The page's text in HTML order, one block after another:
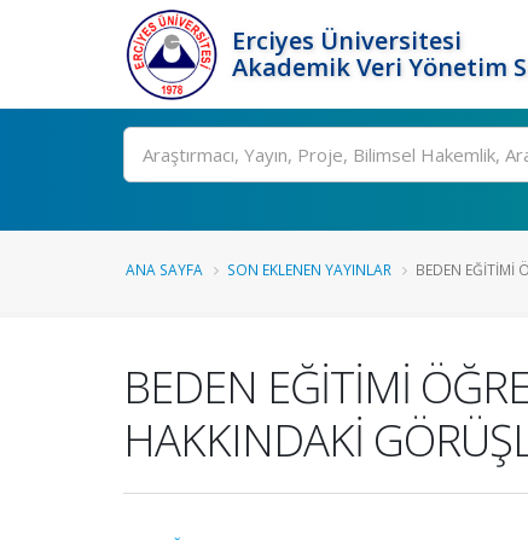
Erciyes Üniversitesi
Akademik Veri Yönetim
Ara
ANA SAYFA SON EKLENEN YAYINLAR BEDEN EĞİTİMİ
BEDEN EĞİTİMİ
HAKKINDAKİ